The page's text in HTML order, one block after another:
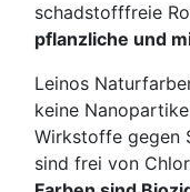
schadstofffreie
pflanzliche und
Leinos
keine
Wirkstoffe gegen
sind frei von